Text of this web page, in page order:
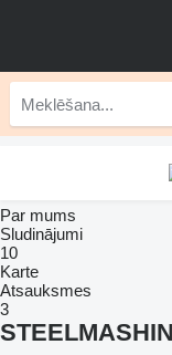
Par mums
Sludinājumi
10
Karte
Atsauksmes
3